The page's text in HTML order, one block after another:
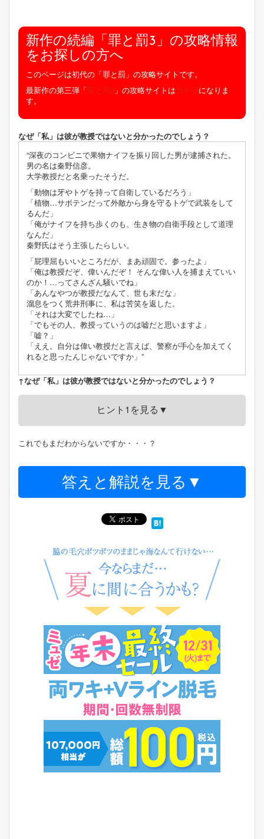
新作の続編「罪と罰3」の攻略情報
をお探しの方へ
このページは初代の「罪と罰」の攻略サイトです。
最新作の第三弾「 罪と罰3 」の攻略サイトは コチラになりま
す。
なぜ「私」は彼が教授ではないと分かったのでしょう？
“深夜のコンビニで果物ナイフを振り回した男が逮捕された。
男の名は秦野信彦。
大学教授だと名乗ったそうだ。
「動物は牙やトゲを持って自衛しているだろう」
「植物…サボテンだって外敵から身を守るトゲで武装をして
るんだ」
「俺がナイフを持ち歩くのも、生き物の自衛手段として道理
なんだ」
秦野氏はそう主張したらしい。
「屁理屈もいいところだが、まあ頑固で。参ったよ」
「俺は教授だぞ、偉いんだぞ！ そんな偉い人を捕まえていい
のか！…ってさんざん騒いでね」
「あんなやつが教授だなんて、世も末だな」
溜息をつく荒井刑事に、私は苦笑を返した。
「それは大変でしたね…」
「でもその人、教授っていうのは嘘だと思いますよ」
「嘘？」
「ええ。自分は偉い教授だと言えば、警察が手心を加えてく
れると思ったんじゃないですか」”
↑なぜ「私」は彼が教授ではないと分かったのでしょう？
ヒント1を見る▼
これでもまだわからないですか・・・？
答えと解説を見る▼